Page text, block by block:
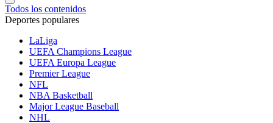
Todos los contenidos
Deportes populares
LaLiga
UEFA Champions League
UEFA Europa League
Premier League
NFL
NBA Basketball
Major League Baseball
NHL